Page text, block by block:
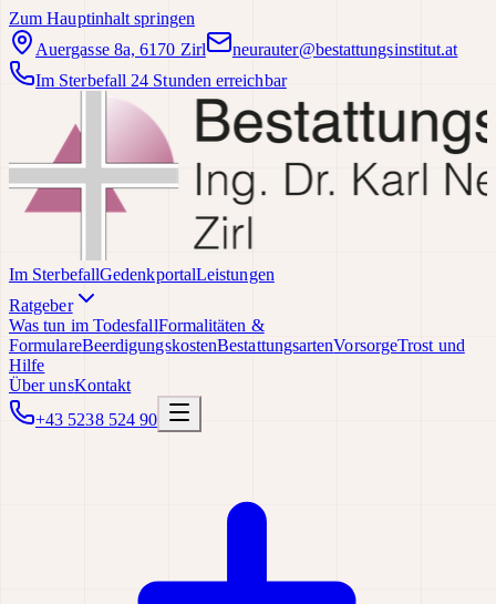
Zum Hauptinhalt springen
Auergasse 8a, 6170 Zirl
neurauter@bestattungsinstitut.at
Im Sterbefall 24 Stunden erreichbar
Im SterbefallGedenkportalLeistungen
Ratgeber
Was tun im TodesfallFormalitäten &
FormulareBeerdigungskostenBestattungsartenVorsorgeTrost und
Hilfe
Über unsKontakt
+43 5238 524 90